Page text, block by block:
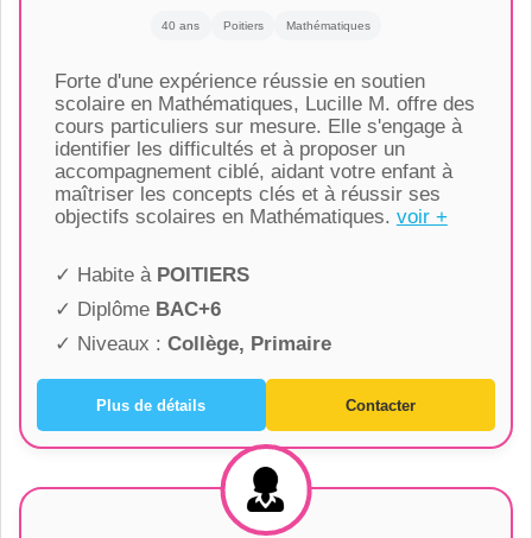
40 ans Poitiers Mathématiques
Forte d'une expérience réussie en soutien
scolaire en Mathématiques, Lucille M. offre des
cours particuliers sur mesure. Elle s'engage à
identifier les difficultés et à proposer un
accompagnement ciblé, aidant votre enfant à
maîtriser les concepts clés et à réussir ses
objectifs scolaires en Mathématiques. voir +
✓ Habite à POITIERS
✓ Diplôme BAC+6
✓ Niveaux : Collège, Primaire
Plus de détails Contacter